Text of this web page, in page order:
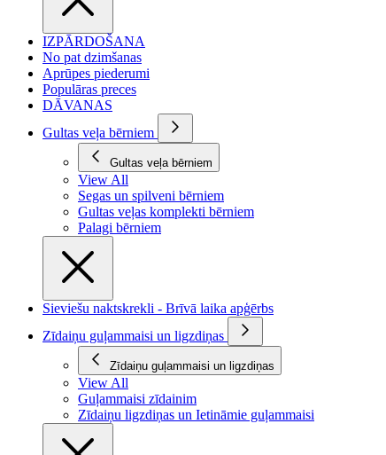
IZPĀRDOŠANA
No pat dzimšanas
Aprūpes piederumi
Populāras preces
DĀVANAS
Gultas veļa bērniem
Gultas veļa bērniem
View All
Segas un spilveni bērniem
Gultas veļas komplekti bērniem
Palagi bērniem
Sieviešu naktskrekli - Brīvā laika apģērbs
Zīdaiņu guļammaisi un ligzdiņas
Zīdaiņu guļammaisi un ligzdiņas
View All
Guļammaisi zīdainim
Zīdaiņu ligzdiņas un Ietināmie guļammaisi